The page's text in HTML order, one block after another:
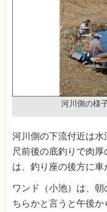
河川側の様
河川側の下流付近は
尺前後の底釣りで肉
は、釣り座の後方に車
ワンド（小池）は、
ちらかと言うと午後